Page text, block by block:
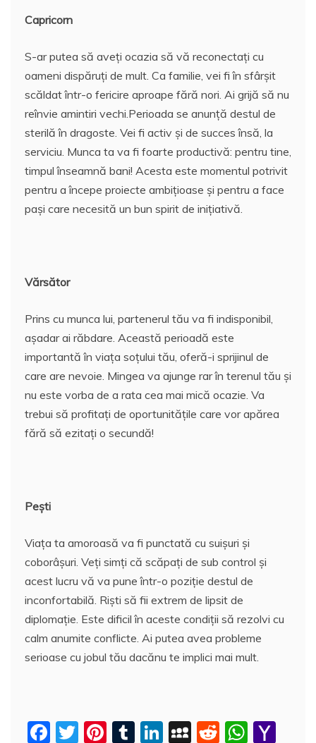
Capricorn
S-ar putea să aveți ocazia să vă reconectați cu
oameni dispăruți de mult. Ca familie, vei fi în sfârșit
scăldat într-o fericire aproape fără nori. Ai grijă să nu
reînvie amintiri vechi.Perioada se anunță destul de
sterilă în dragoste. Vei fi activ și de succes însă, la
serviciu. Munca ta va fi foarte productivă: pentru tine,
timpul înseamnă bani! Acesta este momentul potrivit
pentru a începe proiecte ambițioase și pentru a face
pași care necesită un bun spirit de inițiativă.
Vărsător
Prins cu munca lui, partenerul tău va fi indisponibil,
așadar ai răbdare. Această perioadă este
importantă în viața soțului tău, oferă-i sprijinul de
care are nevoie. Mingea va ajunge rar în terenul tău și
nu este vorba de a rata cea mai mică ocazie. Va
trebui să profitați de oportunitățile care vor apărea
fără să ezitați o secundă!
Pești
Viața ta amoroasă va fi punctată cu suișuri și
coborâșuri. Veți simți că scăpați de sub control și
acest lucru vă va pune într-o poziție destul de
inconfortabilă. Riști să fii extrem de lipsit de
diplomație. Este dificil în aceste condiții să rezolvi cu
calm anumite conflicte. Ai putea avea probleme
serioase cu jobul tău dacănu te implici mai mult.
F
T
Pi T
Li M R
W